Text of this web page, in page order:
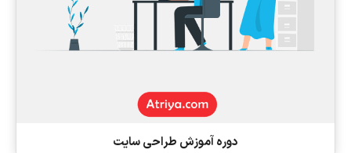
دوره آموزش طراحی سایت